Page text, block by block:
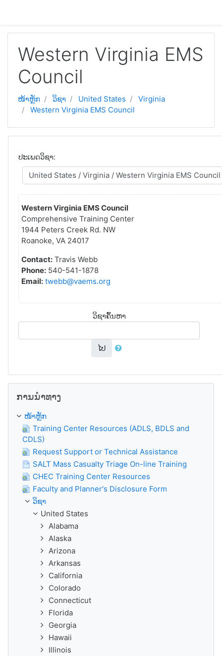
Western Virginia EMS
Council
ໜ້າຫຼັກ ວິຊາ United States
Virginia
Western Virginia EMS Council
ປະເພດວິຊາ:
Western Virginia EMS Council
Comprehensive Training Center
1944 Peters Creek Rd. NW
Roanoke, VA 24017
Contact: Travis Webb
Phone: 540-541-1878
Email: twebb@vaems.org
ວິຊາຄົ້ນຫາ
ໄປ
ການນຳທາງ
ໜ້າຫຼັກ
Training Center Resources (ADLS, BDLS and
CDLS)
Request Support or Technical Assistance
SALT Mass Casualty Triage On-line Training
CHEC Training Center Resources
Faculty and Planner's Disclosure Form
ວິຊາ
United States
Alabama
Alaska
Arizona
Arkansas
California
Colorado
Connecticut
Florida
Georgia
Hawaii
Illinois